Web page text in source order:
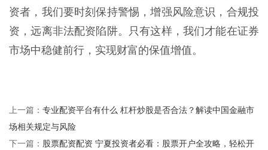
资者，我们要时刻保持警惕，增强风险意识，合规投
资，远离非法配资陷阱。只有这样，我们才能在证券
市场中稳健前行，实现财富的保值增值。
上一篇： 专业配资平台有什么 杠杆炒股是否合法？解读中国金融市
场相关规定与风险
下一篇： 股票配资配资 宁夏投资者必看：股票开户全攻略，轻松开